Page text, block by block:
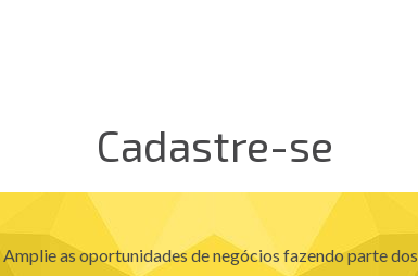
Cadastre-se
Amplie as oportunidades de negócios fazendo parte dos